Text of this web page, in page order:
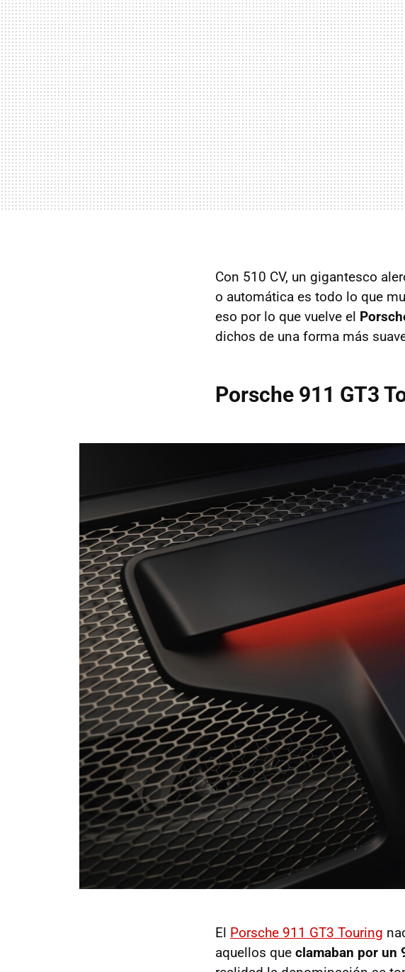
Con 510 CV, un gigantesco
o automática es todo lo que
eso por lo que vuelve el
dichos de una forma más
Porsche 911 GT3
El Porsche 911 GT3 Touring
aquellos que clamaban por un